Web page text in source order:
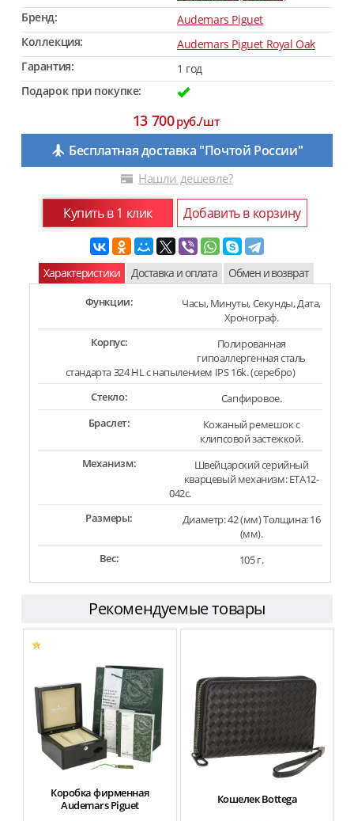
Бренд:
Audemars Piguet
Коллекция:
Audemars Piguet Royal Oak
Гарантия:
1 год
Подарок при покупке:
13 700руб./шт
Бесплатная доставка "Почтой России"
Нашли дешевле?
Купить в 1 клик Добавить в корзину
Характеристики Доставка и оплата Обмен и возврат
Функции:
Часы, Минуты, Секунды, Дата,
Хронограф.
Корпус:
Полированная
гипоаллергенная сталь
стандарта 324 HL с напылением IPS 16k. (серебро)
Стекло:
Сапфировое.
Браслет:
Кожаный ремешок с
клипсовой застежкой.
Механизм:
Швейцарский серийный
кварцевый механизм: ETA12-
042c.
Размеры:
Диаметр: 42 (мм) Толщина: 16
(мм).
Вес:
105 г.
Рекомендуемые товары
Коробка фирменная
Audemars Piguet
Кошелек Bottega